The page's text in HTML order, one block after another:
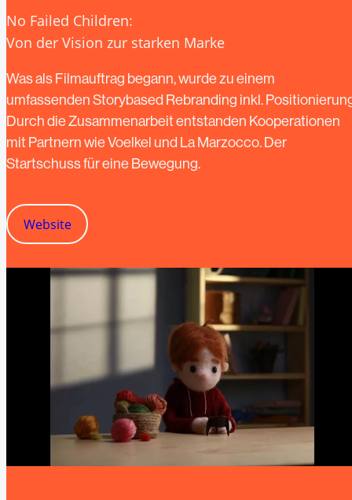
No Failed Children:
Von der Vision zur starken Marke
Was als Filmauftrag begann, wurde zu einem
umfassenden Storybased Rebranding inkl.
Durch die Zusammenarbeit entstanden Kooperationen
mit Partnern wie Voelkel und La Marzocco. Der
Startschuss für eine Bewegung.
Website
Website